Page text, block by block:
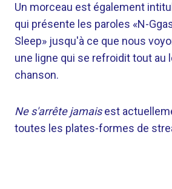
Un morceau est également
qui présente les paroles «N-
Sleep» jusqu'à ce que nous
une ligne qui se refroidit tout au
chanson.
Ne s'arrête jamaisest
toutes les plates-formes de